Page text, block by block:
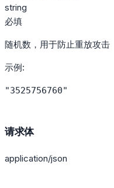
string
必填
随机数，用于防止重放攻击
示例:
"3525756760"
请求体
application/json